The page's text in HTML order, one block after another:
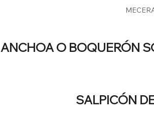
ANCHOA O BOQUERÓN
SALPICÓN